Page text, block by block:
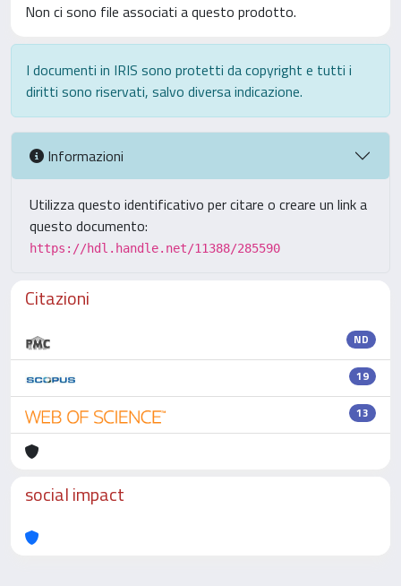
Non ci sono file associati a questo prodotto.
I documenti in IRIS sono protetti da copyright e tutti i
diritti sono riservati, salvo diversa indicazione.
Informazioni
Utilizza questo identificativo per citare o creare un link a
questo documento:
https://hdl.handle.net/11388/285590
Citazioni
ND
19
13
social impact